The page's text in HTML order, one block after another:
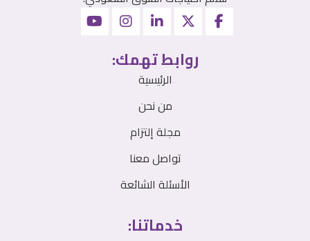
روابط تهمك:
الرئيسية
من نحن
مجلة إلتزام
تواصل معنا
الأسئلة الشائعة
خدماتنا: